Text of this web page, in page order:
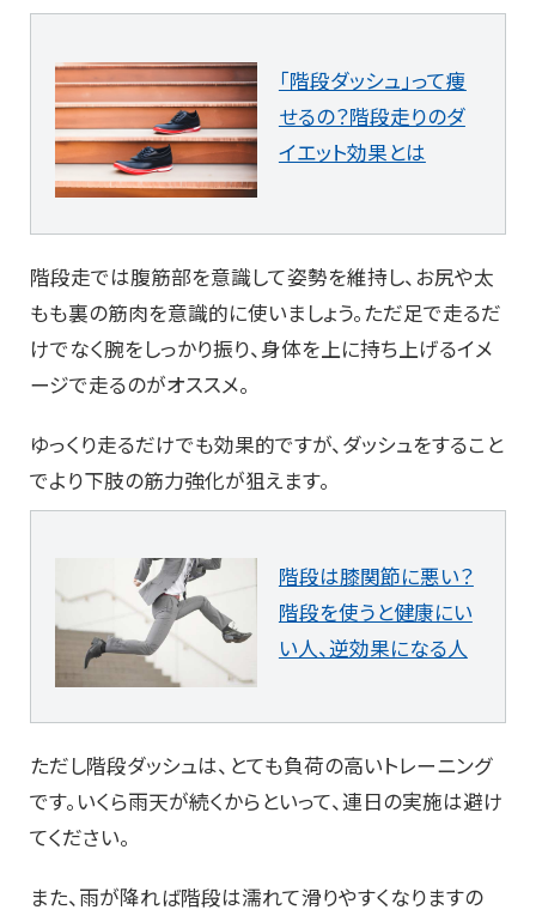
「階段ダッシュ」って痩
せるの？階段走りのダ
イエット効果とは
階段走では腹筋部を意識して姿勢を維持し、お尻や太
もも裏の筋肉を意識的に使いましょう。ただ足で走るだ
けでなく腕をしっかり振り、身体を上に持ち上げるイメ
ージで走るのがオススメ。
ゆっくり走るだけでも効果的ですが、ダッシュをすること
でより下肢の筋力強化が狙えます。
階段は膝関節に悪い？
階段を使うと健康にい
い人、逆効果になる人
ただし階段ダッシュは、とても負荷の高いトレーニング
です。いくら雨天が続くからといって、連日の実施は避け
てください。
また、雨が降れば階段は濡れて滑りやすくなりますの